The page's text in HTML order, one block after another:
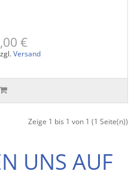
€
Versand
Zeige 1 bis 1 von 1 (1 Seite(n))
UNS AUF